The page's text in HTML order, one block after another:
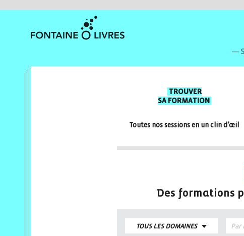
TROUVER
SA FORMATION
Toutes nos sessions en un clin d’œil
Des formations
TOUS LES DOMAINES